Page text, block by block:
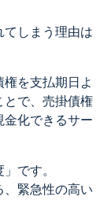
てしまう理由は
を支払期日よ
とで、売掛債権
金化できるサー
です。
、緊急性の高い